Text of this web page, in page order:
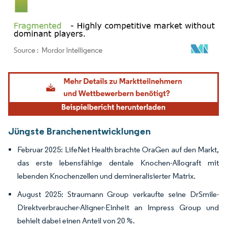
Bild © Mordor Intelligence. Wiederverwendung erfordert Namensnennung gemäß
Jüngste Branchenentwicklungen
Februar 2025: LifeNet Health brachte OraGen auf den Markt,
das erste lebensfähige dentale Knochen-Allograft mit
lebenden Knochenzellen und demineralisierter Matrix.
August 2025: Straumann Group verkaufte seine DrSmile-
Direktverbraucher-Aligner-Einheit an Impress Group und
behielt dabei einen Anteil von 20 %.